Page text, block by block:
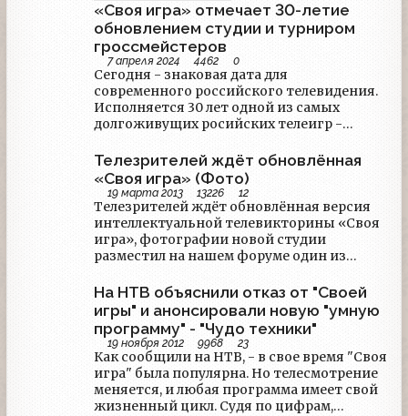
«Своя игра» отмечает 30-летие
обновлением студии и турниром
гроссмейстеров
7 апреля 2024 4462 0
Сегодня - знаковая дата для
современного российского телевидения.
Исполняется 30 лет одной из самых
долгоживущих росийских телеигр -
Телезрителей ждёт обновлённая
«Своя игра» (Фото)
19 марта 2013 13226 12
Телезрителей ждёт обновлённая версия
интеллектуальной телевикторины «Своя
игра», фотографии новой студии
разместил на нашем форуме один из
изменилась не только студия.
На НТВ объяснили отказ от "Своей
игры" и анонсировали новую "умную
программу" - "Чудо техники"
19 ноября 2012 9968 23
Как сообщили на НТВ, - в свое время "Своя
игра" была популярна. Но телесмотрение
меняется, и любая программа имеет свой
жизненный цикл. Судя по цифрам,